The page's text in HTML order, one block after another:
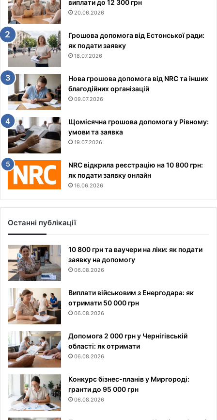
виплати до 12 300 грн
20.06.2026
Грошова допомога від Естонської ради:
як подати заявку
18.07.2026
Нова грошова допомога від NRC та інших
благодійних організацій
09.07.2026
Щомісячна грошова допомога у Рівному:
умови та заявка
19.07.2026
NRC відкрила реєстрацію на 10 800 грн:
як подати заявку онлайн
16.06.2026
Останні публікації
10 800 грн та ваучери на ліки: як подати
заявку на допомогу
06.08.2026
Виплати військовим з Енергодара: як
отримати 50 000 грн
06.08.2026
Допомога 2 000 грн у Чернігівській
області: як отримати
06.08.2026
Конкурс бізнес-планів у Миргороді:
гранти до 95 000 грн
06.08.2026